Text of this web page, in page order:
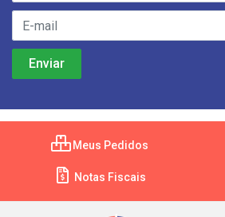
Meus Pedidos
Notas Fiscais